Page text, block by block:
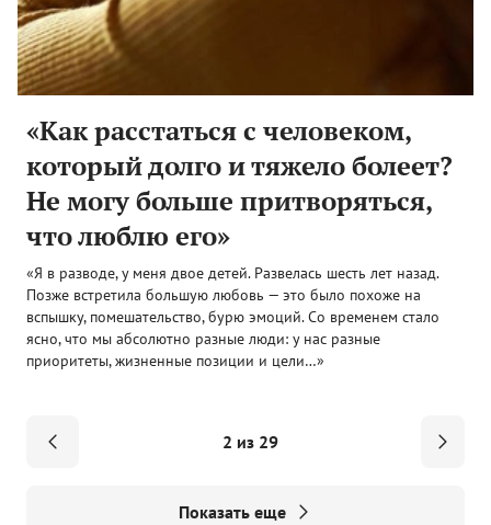
«Как расстаться с человеком,
который долго и тяжело болеет?
Не могу больше притворяться,
что люблю его»
«Я в разводе, у меня двое детей. Развелась шесть лет назад.
Позже встретила большую любовь — это было похоже на
вспышку, помешательство, бурю эмоций. Со временем стало
ясно, что мы абсолютно разные люди: у нас разные
приоритеты, жизненные позиции и цели…»
2 из 29
Показать еще